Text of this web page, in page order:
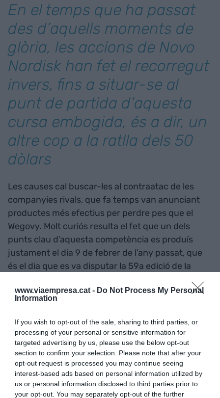
www.viaempresa.cat - Do Not Process My Personal
Information
If you wish to opt-out of the sale, sharing to third parties, or
processing of your personal or sensitive information for
targeted advertising by us, please use the below opt-out
section to confirm your selection. Please note that after your
opt-out request is processed you may continue seeing
interest-based ads based on personal information utilized by
us or personal information disclosed to third parties prior to
your opt-out. You may separately opt-out of the further
En el temps que ha passat
des d’aquells moments de
glòria, les accions de Novo
Nordisk han fet el recorregut
invers, fins a situar-se al
punt de partida d’aquesta
cursa embogida, és a dir, un
altre cop a la ratlla dels 50
dòlars
Les causes cal buscar-les al contraatac de les
companyies rivals, que fa temps van anunciant
productes més efectius per perdre pes que el
Wegovy. Molt curiós resulta el fet que un dels
punts clau d’aquesta competència es produís
justament el dia 9 de febrer de l’any passat, que
és el dia que es va disputar la 59a edició de la
Hims & Hers Health
van projectar un anunci per fer gala de les virtuts
un preu inferior al dels seus competidors
danesos. L’aparició de l’anunci va contribuir a
accelerar la caiguda de Novo Nordisk a les borses
on cotitza. Aquesta caiguda, juntament amb la
percepció global que l’empresa havia perdut
l’avantatge de colpejar primer, li van costar el